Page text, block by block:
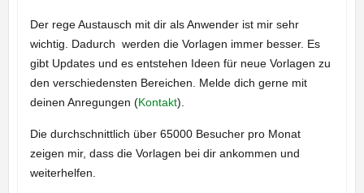
Der rege Austausch mit dir als Anwender ist mir sehr
wichtig. Dadurch werden die Vorlagen immer besser. Es
gibt Updates und es entstehen Ideen für neue Vorlagen zu
den verschiedensten Bereichen. Melde dich gerne mit
deinen Anregungen (Kontakt).
Die durchschnittlich über 65000 Besucher pro Monat
zeigen mir, dass die Vorlagen bei dir ankommen und
weiterhelfen.